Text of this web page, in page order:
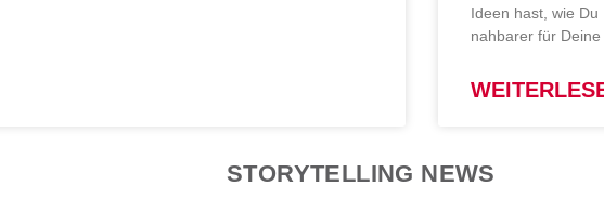
Ideen hast, wie
nahbarer für
STORYTELLING NEWS